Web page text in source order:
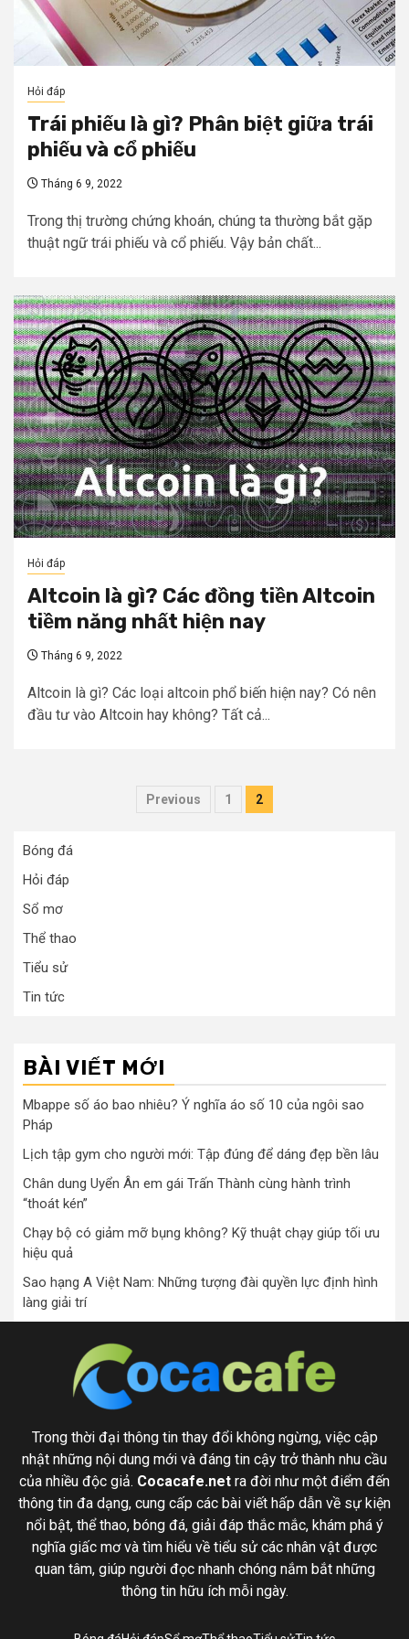
Hỏi đáp
Trái phiếu là gì? Phân biệt giữa trái
phiếu và cổ phiếu
Tháng 6 9, 2022
Trong thị trường chứng khoán, chúng ta thường bắt gặp
thuật ngữ trái phiếu và cổ phiếu. Vậy bản chất...
Hỏi đáp
Altcoin là gì? Các đồng tiền Altcoin
tiềm năng nhất hiện nay
Tháng 6 9, 2022
Altcoin là gì? Các loại altcoin phổ biến hiện nay? Có nên
đầu tư vào Altcoin hay không? Tất cả...
Phân
Previous 1 2
Bóng đá
Hỏi đáp
Sổ mơ
Thể thao
Tiểu sử
Tin tức
BÀI VIẾT MỚI
Mbappe số áo bao nhiêu? Ý nghĩa áo số 10 của ngôi sao
Pháp
Lịch tập gym cho người mới: Tập đúng để dáng đẹp bền lâu
Chân dung Uyển Ân em gái Trấn Thành cùng hành trình
“thoát kén”
Chạy bộ có giảm mỡ bụng không? Kỹ thuật chạy giúp tối ưu
hiệu quả
Sao hạng A Việt Nam: Những tượng đài quyền lực định hình
làng giải trí
Trong thời đại thông tin thay đổi không ngừng, việc cập
nhật những nội dung mới và đáng tin cậy trở thành nhu cầu
của nhiều độc giả. Cocacafe.net ra đời như một điểm đến
thông tin đa dạng, cung cấp các bài viết hấp dẫn về sự kiện
nổi bật, thể thao, bóng đá, giải đáp thắc mắc, khám phá ý
nghĩa giấc mơ và tìm hiểu về tiểu sử các nhân vật được
quan tâm, giúp người đọc nhanh chóng nắm bắt những
thông tin hữu ích mỗi ngày.